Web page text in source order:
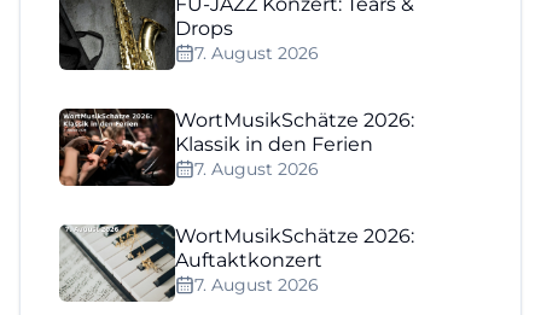
Drops
7. August 2026
WortMusikSchätze 2026:
Klassik in den Ferien
7. August 2026
WortMusikSchätze 2026:
Auftaktkonzert
7. August 2026